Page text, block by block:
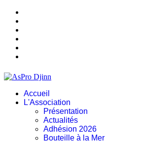
Accueil
L'Association
Présentation
Actualités
Adhésion 2026
Bouteille à la Mer